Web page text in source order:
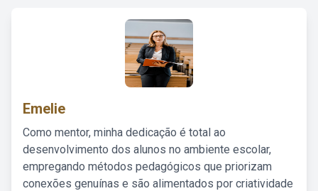
Emelie
Como mentor, minha dedicação é total ao
desenvolvimento dos alunos no ambiente escolar,
empregando métodos pedagógicos que priorizam
conexões genuínas e são alimentados por criatividade